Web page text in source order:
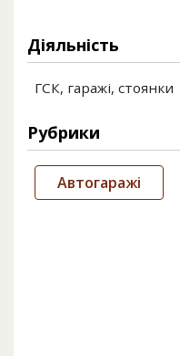
Діяльність
ГСК, гаражі, стоянки
Рубрики
Автогаражі